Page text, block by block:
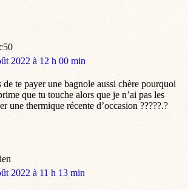
2022 à 12 h 00 min
de te payer une bagnole aussi chère pourquoi
que tu touche alors que je n’ai pas les
une thermique récente d’occasion ?????.?
2022 à 11 h 13 min